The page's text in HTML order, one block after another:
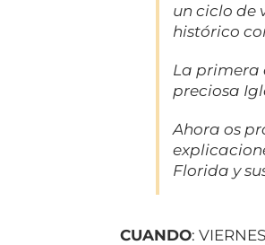
un ciclo de
histórico
La primera
preciosa
Ahora os
Florida y
CUANDO: